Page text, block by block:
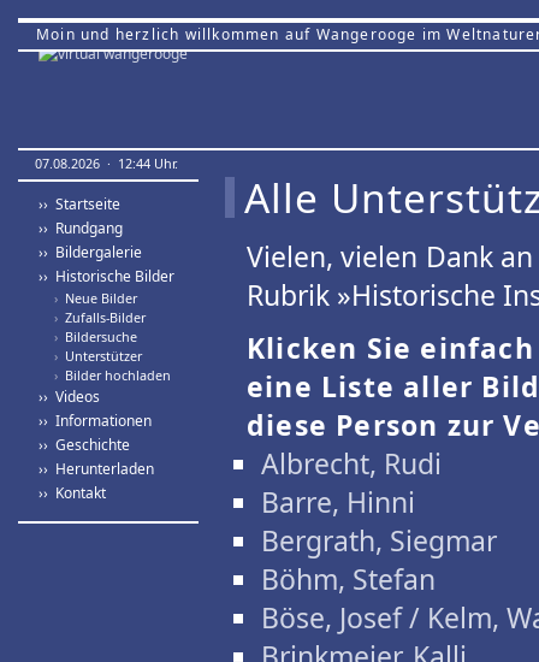
Moin und herzlich willkommen auf Wangerooge im
07.08.2026 · 12:44 Uhr.
›› Startseite
›› Rundgang
›› Bildergalerie
›› Historische Bilder
› Neue Bilder
› Zufalls-Bilder
› Bildersuche
› Unterstützer
› Bilder hochladen
›› Videos
›› Informationen
›› Geschichte
›› Herunterladen
›› Kontakt
Alle
Vielen, vielen Dank
Rubrik »Historische
Klicken Sie
eine Liste aller
diese Person zur
Albrecht, Rudi
Barre, Hinni
Bergrath, Siegmar
Böhm, Stefan
Böse, Josef / Kelm,